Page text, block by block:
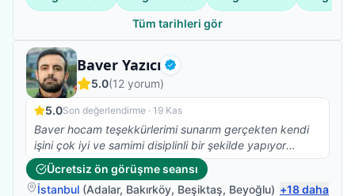
Tüm tarihleri gör
Baver Yazıcı Doğrulanmış
Fizyoterapist
5.0(12 yorum)
5.0Son değerlendirme · 19 Kas
Baver hocam teşekkürlerimi sunarım gerçekten kendi
işini çok iyi ve samimi disiplinli bir şekilde yapıyor
başarılar hocam
Ücretsiz ön görüşme seansı
İstanbul (Adalar, Bakırköy, Beşiktaş, Beyoğlu) +18daha